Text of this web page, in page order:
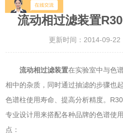
流动相过滤装置
更新时间：2014-09-
流动相过滤装置在实验室中与色
相中的杂质，同时通过抽滤的步骤也
色谱柱使用寿命、提高分析精度。
专业设计用来搭配各种品牌的色谱使
点：